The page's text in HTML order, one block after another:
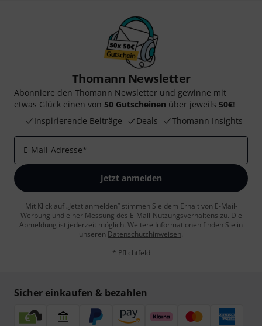
Thomann Newsletter
Abonniere den Thomann Newsletter und gewinne mit
etwas Glück einen von 50 Gutscheinen über jeweils 50€!
Inspirierende Beiträge
Deals Thomann Insights
E-Mail-Adresse*
Jetzt anmelden
Mit Klick auf „Jetzt anmelden“ stimmen Sie dem Erhalt von E-Mail-
Werbung und einer Messung des E-Mail-Nutzungsverhaltens zu. Die
Abmeldung ist jederzeit möglich. Weitere Informationen finden Sie in
unseren Datenschutzhinweisen.
* Pflichtfeld
Sicher einkaufen & bezahlen